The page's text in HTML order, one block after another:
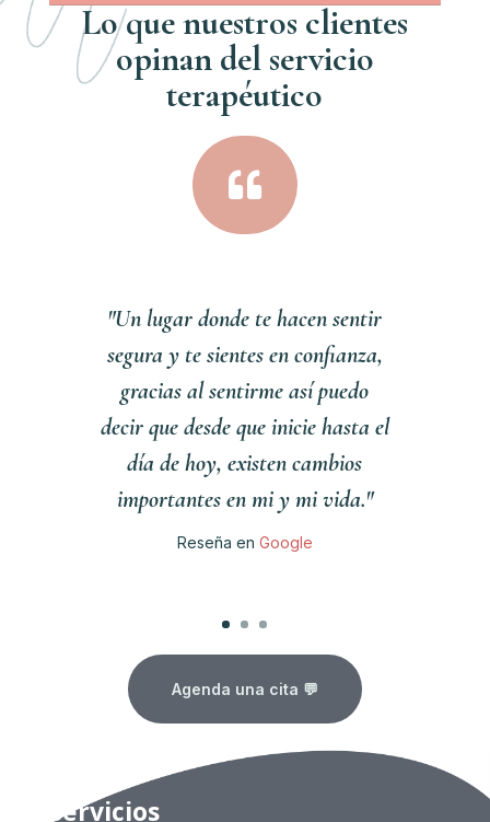
Lo que nuestros clientes
opinan del servicio
terapéutico

"Un lugar donde te hacen sentir
segura y te sientes en confianza,
gracias al sentirme así puedo
decir que desde que inicie hasta el
día de hoy, existen cambios
importantes en mi y mi vida."
Reseña en Google
Agenda una cita 💬
Servicios